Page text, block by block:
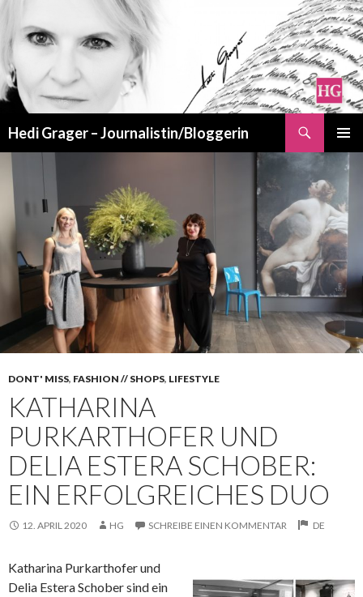
Hedi Grager – Journalistin/Bloggerin
MENÜ
INHALT
SPRINGEN
DONT' MISS, FASHION // SHOPS, LIFESTYLE
KATHARINA
PURKARTHOFER UND
DELIA ESTERA SCHOBER:
EIN ERFOLGREICHES DUO
12. APRIL 2020 HG SCHREIBE EINEN KOMMENTAR DE
Katharina Purkarthofer und
Delia Estera Schober sind ein